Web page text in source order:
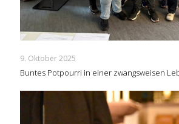
9. Oktober 2025
Buntes Potpourri in einer zwangsweisen